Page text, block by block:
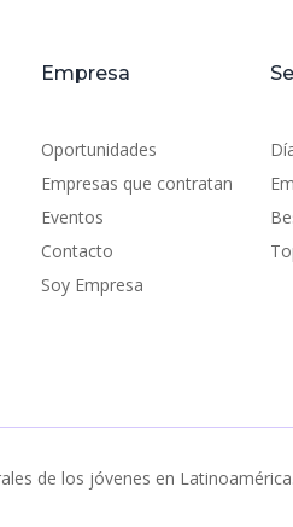
Empresa
Oportunidades
Empresas que contratan
Eventos
Contacto
Soy Empresa
de los jóvenes en Latinoamérica.